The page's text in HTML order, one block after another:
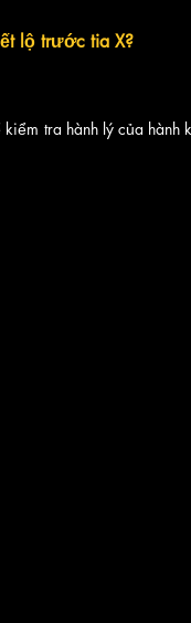
lộ trước tia X?
tra hành lý của hành